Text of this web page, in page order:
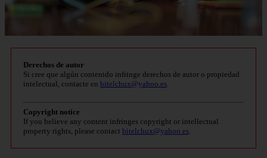
Derechos de autor
Si cree que algún contenido infringe derechos de autor o propiedad
intelectual, contacte en bitelchux@yahoo.es
Copyright notice
If you believe any content infringes copyright or intellectual
property rights, please contact bitelchux@yahoo.es